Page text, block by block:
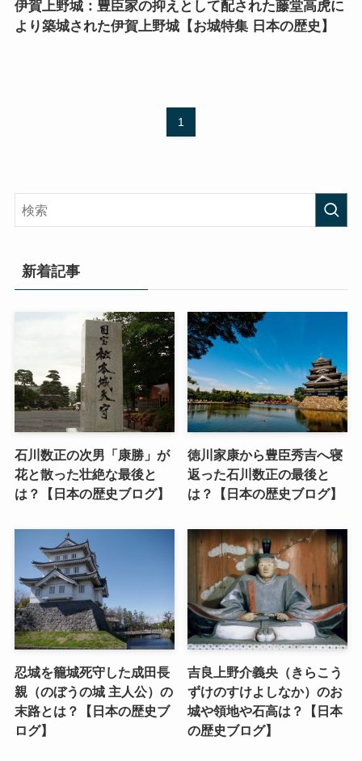
伊賀上野城：豊臣家の抑えとして配された藤堂高虎に
より築城された伊賀上野城【お城特集 日本の歴史】
1
新着記事
石川数正の次男「康勝」が
花と散った壮絶な最後と
は？【日本の歴史ブログ】
徳川家康から豊臣秀吉へ寝
返った石川数正の最後と
は？【日本の歴史ブログ】
忍城を籠城死守した成田長
親（のぼうの城 主人公）の
末路とは？【日本の歴史ブ
ログ】
吉良上野介義央（きらこう
ずけのすけよしなか）のお
城や領地や石高は？【日本
の歴史ブログ】